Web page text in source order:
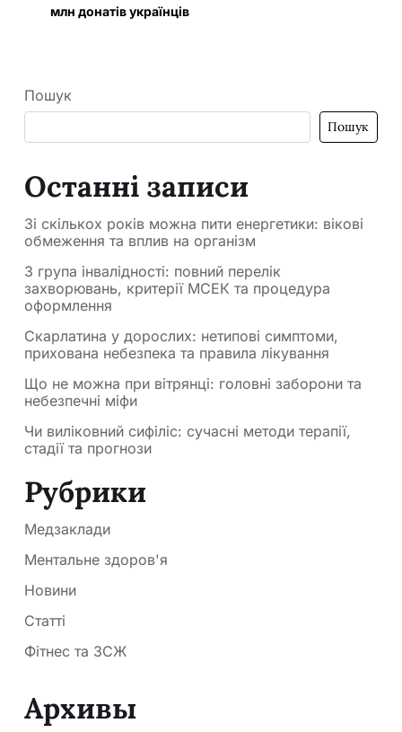
млн донатів українців
Пошук
Пошук
Останні записи
Зі скількох років можна пити енергетики: вікові
обмеження та вплив на організм
3 група інвалідності: повний перелік
захворювань, критерії МСЕК та процедура
оформлення
Скарлатина у дорослих: нетипові симптоми,
прихована небезпека та правила лікування
Що не можна при вітрянці: головні заборони та
небезпечні міфи
Чи виліковний сифіліс: сучасні методи терапії,
стадії та прогнози
Рубрики
Медзаклади
Ментальне здоров'я
Новини
Статті
Фітнес та ЗСЖ
Архивы